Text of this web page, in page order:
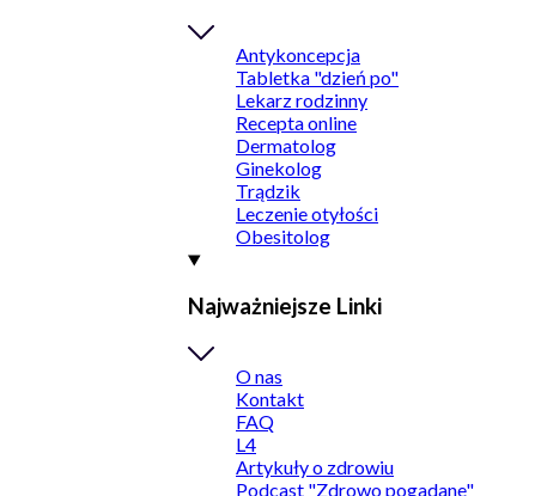
Antykoncepcja
Tabletka "dzień po"
Lekarz rodzinny
Recepta online
Dermatolog
Ginekolog
Trądzik
Leczenie otyłości
Obesitolog
Najważniejsze Linki
O nas
Kontakt
FAQ
L4
Artykuły o zdrowiu
Podcast "Zdrowo pogadane"